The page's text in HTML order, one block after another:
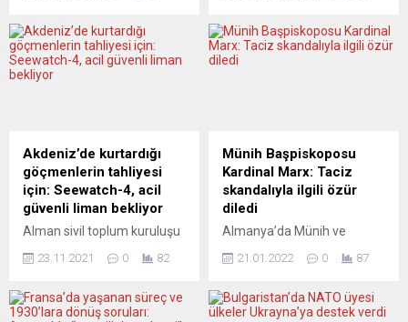
ile İsveç, NATO’nun 32. üyesi
oldu. İsveç Başbakanı
Kristersson’un Macaristan
uçaklarını satın almayı
kesinleştirmesi, bu kararı
hızlandırdı. Bu gelişme,
İsveç’in NATO’ya
katılmasıyla ilgili tüm
engellerin kalktığını
gösteriyor. İsveç’in NATO...
medyasında, muhalifler
dahil, hemen hemen hiç
bu “asıl mesajı” ve uzandığı
uçları masaya yatırıyor.
Cemil Fuat Hendek,
Bismarck’tan bu yana çok
Akdeniz’de kurtardığı
göçmenlerin tahliyesi
için: Seewatch-4, acil
güvenli liman bekliyor
Alman sivil toplum kuruluşu
Watch-4” gemisi tarafından
düzensiz göçmen için acil
23.11.2021 0 82
Münih Başpiskoposu
Kardinal Marx: Taciz
skandalıyla ilgili özür
diledi
Almanya’da Münih ve
Kardinal Reinhard Marx,
yaşanan taciz skandalından
21.01.2022 0 87